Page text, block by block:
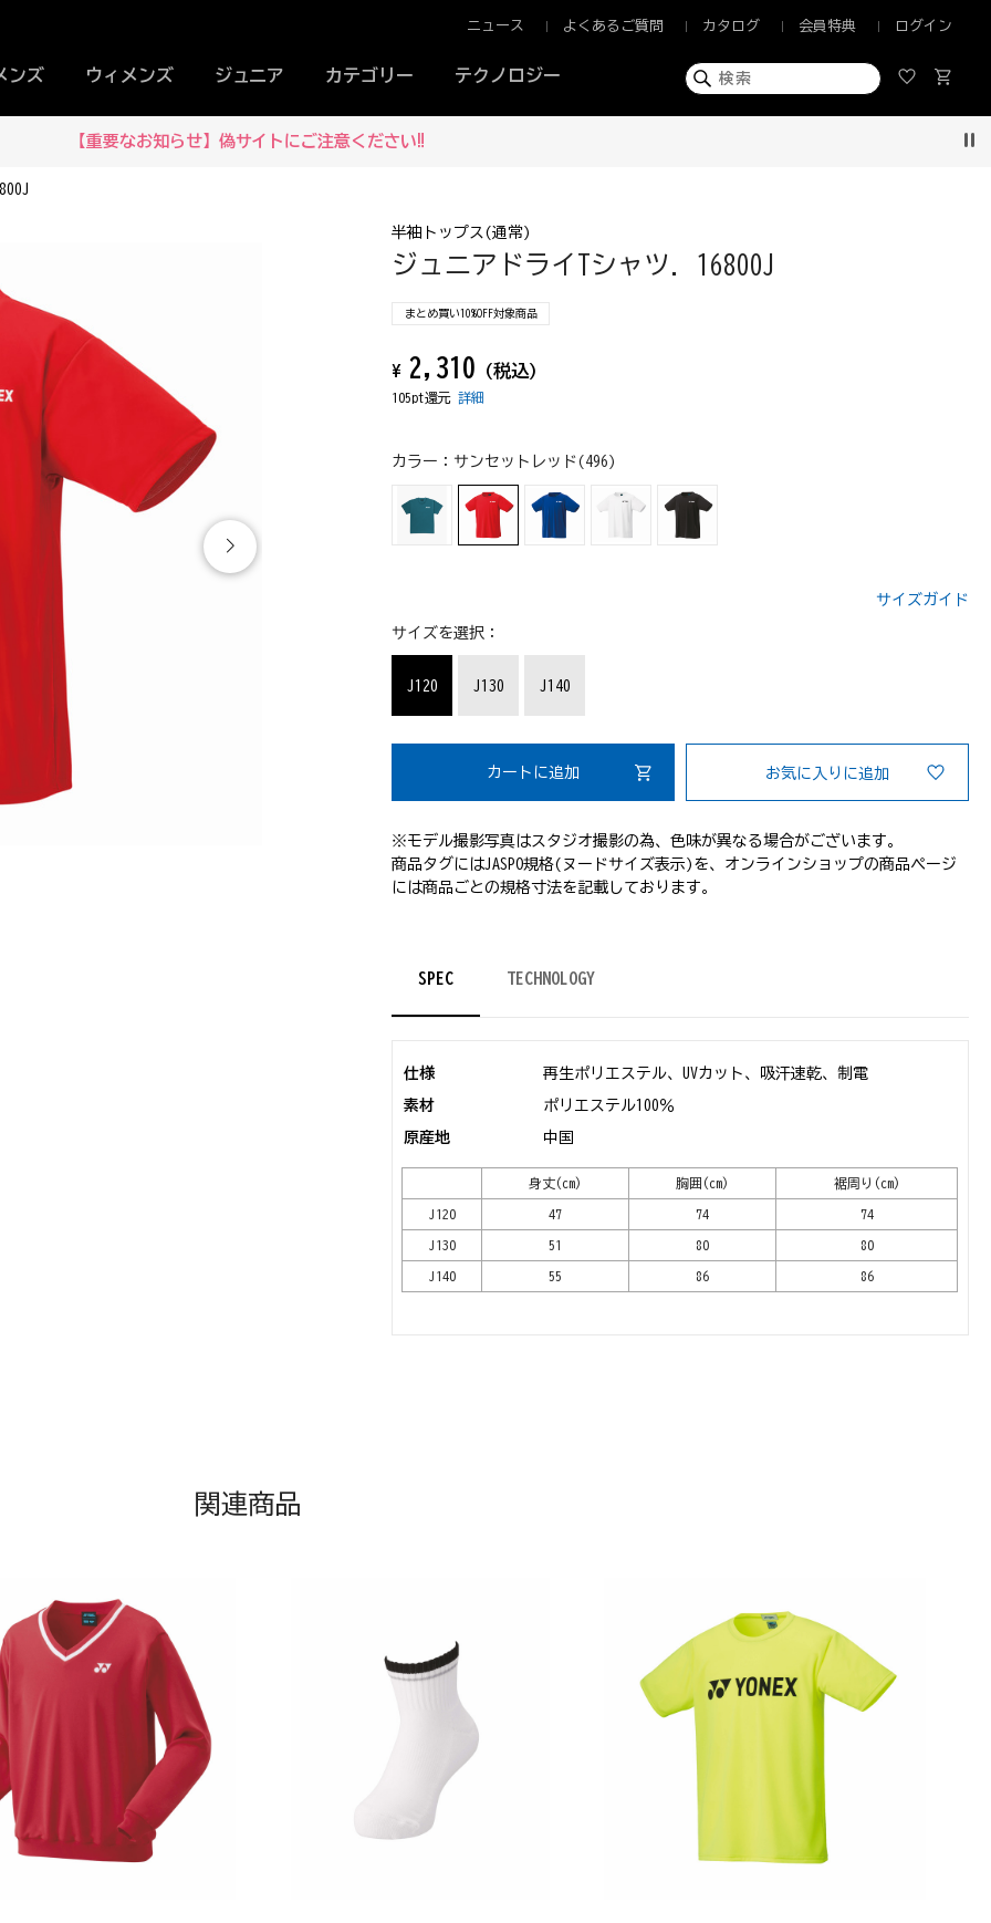
ンズ ウィメンズ ジュニア カテゴリー テクノロジー
ニュース よくあるご質問 カタログ 会員特典 ログイン
【重要なお知らせ】偽サイトにご注意ください‼
半袖トップス(通常)
ジュニアドライTシャツ. 16800J
まとめ買い10%OFF対象商品
¥ 2,310 (税込)
105pt還元詳細
カラー： サンセットレッド(496)
サイズガイド
サイズを選択：
J120 J130 J140
カートに追加 お気に入りに追加
※モデル撮影写真はスタジオ撮影の為、色味が異なる場合がございます。
商品タグにはJASPO規格(ヌードサイズ表示)を、オンラインショップの商品ページ
には商品ごとの規格寸法を記載しております。
SPEC TECHNOLOGY
仕様 再生ポリエステル、UVカット、吸汗速乾、制電
素材 ポリエステル100％
原産地 中国
身丈(cm) 胸囲(cm) 裾周り(cm)
J120 47 74 74
J130 51 80 80
J140 55 86 86
関連商品